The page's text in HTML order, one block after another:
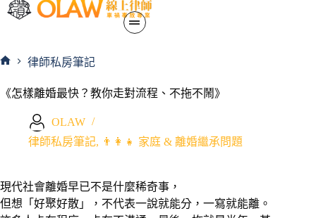
律師私房筆記
《怎樣離婚最快？教你走對流程、不拖不鬧》
OLAW
律師私房筆記, 👨‍👩‍👧 家庭 & 離婚繼承問題
現代社會離婚早已不是什麼稀奇事，
但想「好聚好散」，不代表一說就能分，一寫就能離。